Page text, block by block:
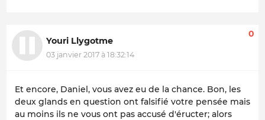
Youri Llygotme
03 janvier 2017 à 18:32:14
0
Et encore, Daniel, vous avez eu de la chance. Bon, les
deux glands en question ont falsifié votre pensée mais
au moins ils ne vous ont pas accusé d'éructer; alors